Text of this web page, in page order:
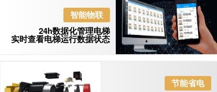
智能物联
24h数据化管理电梯
实时查看电梯运行数据状态
节能省电